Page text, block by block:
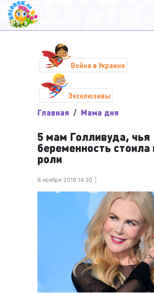
Война в Украине
Эксклюзивы
Главная Мама дня
5 мам Голливуда, чья
беременность стоила
роли
6 ноября 2019 14:30